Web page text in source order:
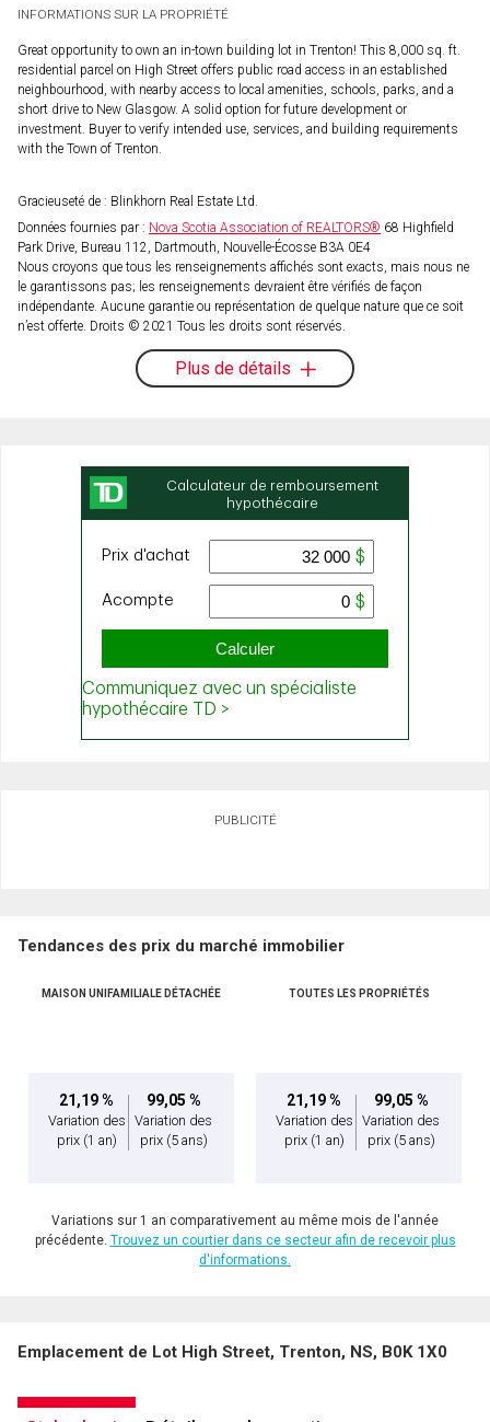
INFORMATIONS SUR LA PROPRIÉTÉ
Great opportunity to own an in-town building lot in Trenton! This 8,000 sq. ft.
residential parcel on High Street offers public road access in an established
neighbourhood, with nearby access to local amenities, schools, parks, and a
short drive to New Glasgow. A solid option for future development or
investment. Buyer to verify intended use, services, and building requirements
with the Town of Trenton.
Gracieuseté de : Blinkhorn Real Estate Ltd.
Données fournies par : Nova Scotia Association of REALTORS® 68 Highfield
Park Drive, Bureau 112, Dartmouth, Nouvelle-Écosse B3A 0E4
Nous croyons que tous les renseignements affichés sont exacts, mais nous ne
le garantissons pas; les renseignements devraient être vérifiés de façon
indépendante. Aucune garantie ou représentation de quelque nature que ce soit
n’est offerte. Droits © 2021 Tous les droits sont réservés.
Plus de détails
PUBLICITÉ
Tendances des prix du marché immobilier
MAISON UNIFAMILIALE DÉTACHÉE
21,19 %
Variation des
prix (1 an)
99,05 %
Variation des
prix (5 ans)
TOUTES LES PROPRIÉTÉS
21,19 %
Variation des
prix (1 an)
99,05 %
Variation des
prix (5 ans)
Variations sur 1 an comparativement au même mois de l'année
précédente. Trouvez un courtier dans ce secteur afin de recevoir plus
d'informations.
Emplacement de Lot High Street, Trenton, NS, B0K 1X0